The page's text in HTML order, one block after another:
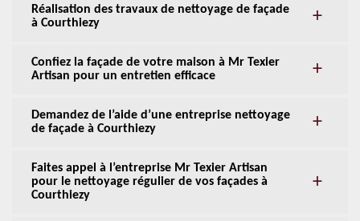
Réalisation des travaux de nettoyage de façade
à Courthiezy
Confiez la façade de votre maison à Mr Texier
Artisan pour un entretien efficace
Demandez de l’aide d’une entreprise nettoyage
de façade à Courthiezy
Faites appel à l’entreprise Mr Texier Artisan
pour le nettoyage régulier de vos façades à
Courthiezy